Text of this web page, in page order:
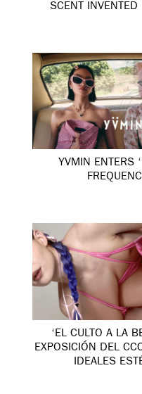
SCENT INVENTED
YVMIN ENTERS
‘EL CULTO A LA
EXPOSICIÓN DEL
IDEALES